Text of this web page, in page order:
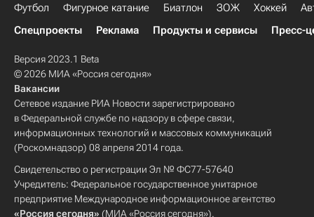
Футбол Фигурное катание Биатлон ЗОЖ Хоккей
Спецпроекты
Реклама Продукты и сервисы Пресс-
Версия 2023.1 Beta
© 2026 МИА «Россия сегодня»
Вакансии
Сетевое издание РИА Новости зарегистрировано
в Федеральной службе по надзору в сфере связи,
информационных технологий и массовых коммуникаций
(Роскомнадзор) 08 апреля 2014 года.
Свидетельство о регистрации Эл № ФС77-57640
Учредитель: Федеральное государственное унитарное
предприятие Международное информационное агентство
«Россия сегодня» (МИА «Россия сегодня»).